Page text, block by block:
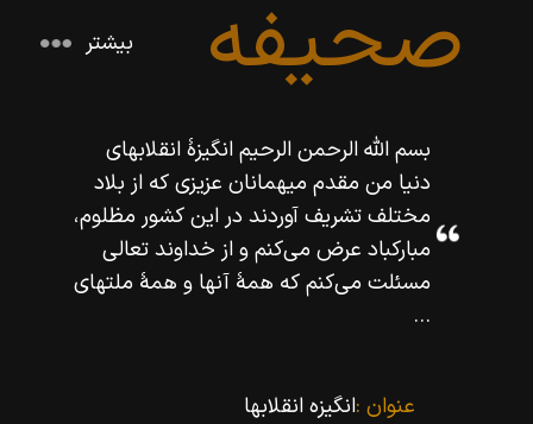
صحیفه بیشتر
بسم اللّه‌ الرحمن الرحيم انگيزۀ انقلابهاى
دنيا من مقدم ميهمانان عزيزى كه از بلاد
مختلف تشريف آوردند در اين كشور مظلوم،
مباركباد عرض مى‌كنم و از خداوند تعالى
مسئلت مى‌كنم كه همۀ آنها و همۀ ملتهاى
...
عنوان :انگیزه انقلابها